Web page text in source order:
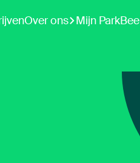
Over ons Mijn ParkBee